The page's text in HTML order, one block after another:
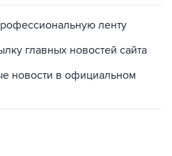
ленту
главных новостей сайта
новости в официальном